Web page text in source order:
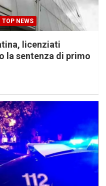
TOP NEWS
licenziati
la sentenza di primo